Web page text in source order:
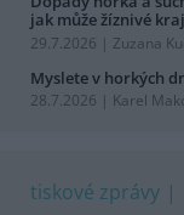
jak může žíznivé
29.7.2026 | Zuzana
Myslete v horkých
28.7.2026 | Karel
tiskové zprávy